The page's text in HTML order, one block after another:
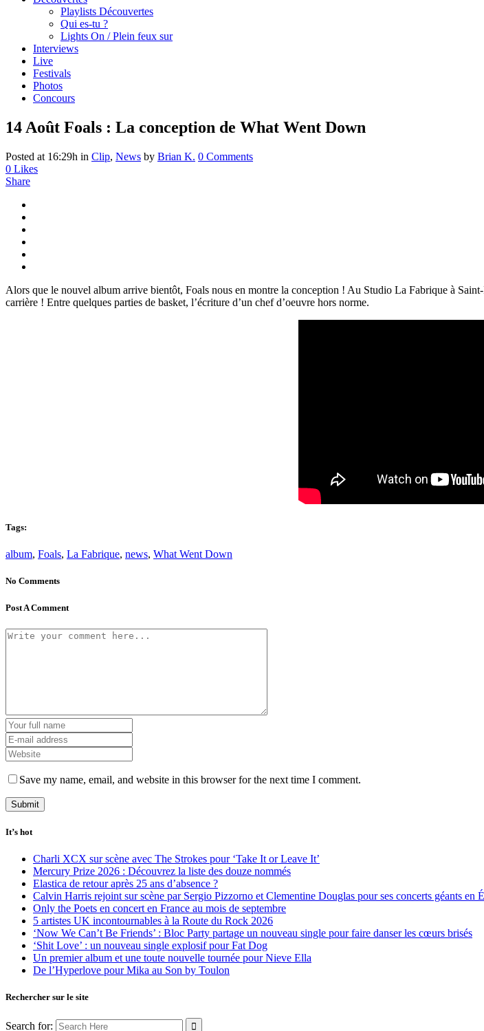
Playlists Découvertes
Qui es-tu ?
Lights On / Plein feux sur
Interviews
Live
Festivals
Photos
Concours
14 Août Foals : La conception de What Went Down
Posted at 16:29h in Clip, News by Brian K. 0 Comments
0 Likes
Share
Alors que le nouvel album arrive bientôt, Foals nous en montre la conception ! Au Studio La Fabrique à
carrière ! Entre quelques parties de basket, l’écriture d’un chef d’oeuvre hors norme.
Tags:
album, Foals, La Fabrique, news, What Went Down
No Comments
Post A Comment
Save my name, email, and website in this browser for the next time I comment.
It’s hot
Charli XCX sur scène avec The Strokes pour ‘Take It or Leave It’
Mercury Prize 2026 : Découvrez la liste des douze nommés
Elastica de retour après 25 ans d’absence ?
Calvin Harris rejoint sur scène par Sergio Pizzorno et Clementine Douglas pour ses concerts géants en
Only the Poets en concert en France au mois de septembre
5 artistes UK incontournables à la Route du Rock 2026
‘Now We Can’t Be Friends’ : Bloc Party partage un nouveau single pour faire danser les cœurs brisés
‘Shit Love’ : un nouveau single explosif pour Fat Dog
Un premier album et une toute nouvelle tournée pour Nieve Ella
De l’Hyperlove pour Mika au Son by Toulon
Rechercher sur le site
Search for: